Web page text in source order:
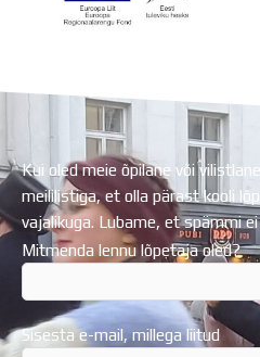
Kui oled meie õpilane või
meililistiga, et olla pärast kooli
vajalikuga. Lubame, et spämmi
Mitmenda lennu lõpetaja oled?
Sisesta e-mail, millega liitud